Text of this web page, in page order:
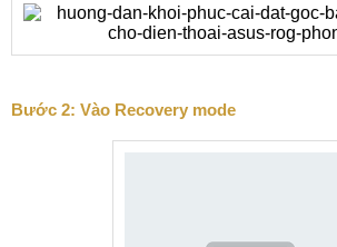
Bước 2: Vào Recovery mode